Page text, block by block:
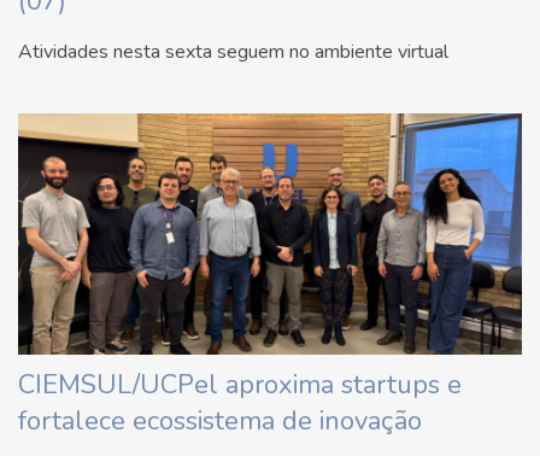
Atividades nesta sexta seguem no ambiente virtual
CIEMSUL/UCPel aproxima startups e
fortalece ecossistema de inovação